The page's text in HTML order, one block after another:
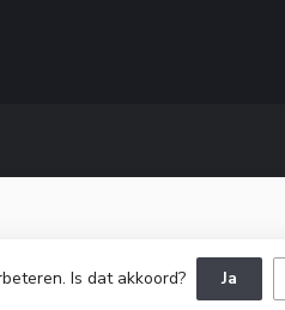
Is dat akkoord? Ja